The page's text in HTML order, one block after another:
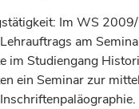
Im WS
am
im Studiengang
ein Seminar zur